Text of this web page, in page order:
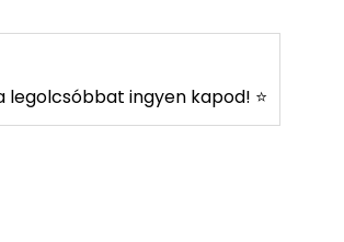
legolcsóbbat ingyen kapod! ⭐